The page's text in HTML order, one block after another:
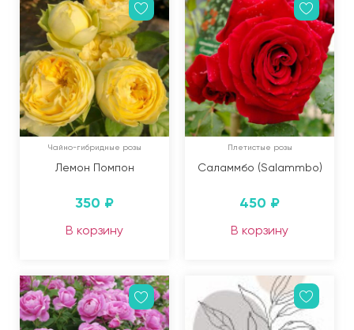
Чайно-гибридные розы
Лемон Помпон
350 ₽
В корзину
Плетистые розы
Саламмбо (Salammbo)
450 ₽
В корзину